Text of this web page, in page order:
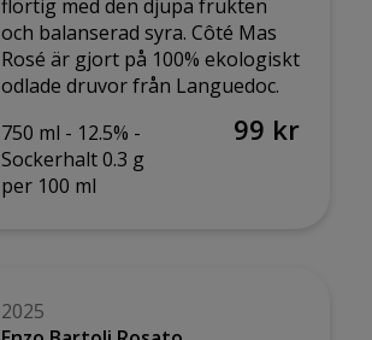
flörtig med den djupa frukten
och balanserad syra. Côté Mas
Rosé är gjort på 100% ekologiskt
odlade druvor från Languedoc.
750 ml - 12.5% -
Sockerhalt 0.3 g
per 100 ml
99 kr
2025